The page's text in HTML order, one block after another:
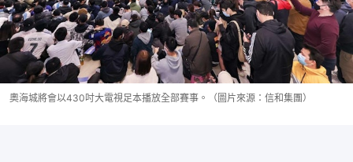
奧海城將會以430吋大電視足本播放全部賽事。（圖片來源：信和集團）